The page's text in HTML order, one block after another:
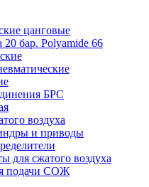
цанговые
бар. Polyamide 66
БРС
воздуха
и приводы
для сжатого воздуха
подачи СОЖ